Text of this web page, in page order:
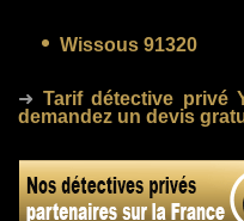
Wissous 91320
➜ Tarif détective privé
demandez un devis